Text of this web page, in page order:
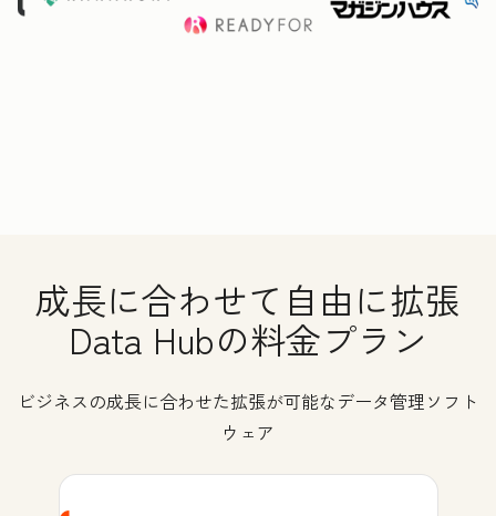
成長に合わせて自由に拡張
Data Hubの料金プラン
ビジネスの成長に合わせた拡張が可能なデータ管理ソフト
ウェア